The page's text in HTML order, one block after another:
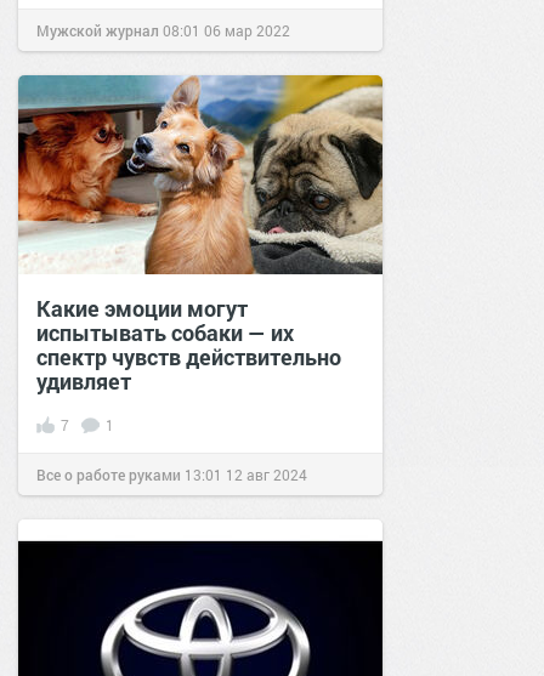
Мужской журнал 08:01 06 мар 2022
Какие эмоции могут
испытывать собаки — их
спектр чувств действительно
удивляет
7 1
Все о работе руками 13:01 12 авг 2024